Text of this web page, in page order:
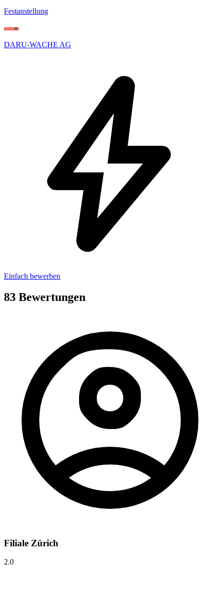
Festanstellung
DARU-WACHE AG
Einfach bewerben
83 Bewertungen
Filiale Zürich
2.0